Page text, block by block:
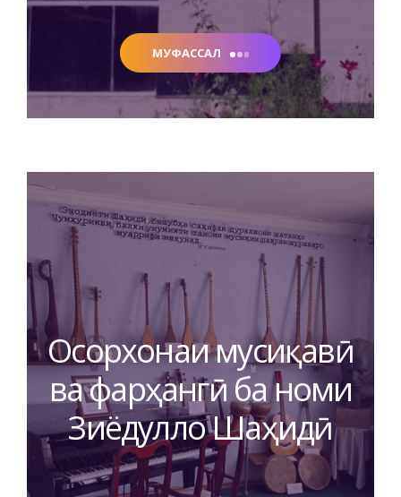
МУФАССАЛ
Осорхонаи мусиқавӣ
ва фарҳангӣ ба номи
Зиёдулло Шаҳидӣ